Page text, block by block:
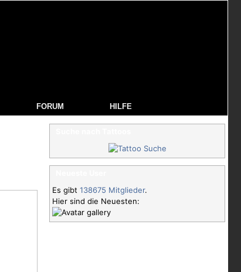
FORUM HILFE
Es gibt 138675 Mitglieder.
Hier sind die Neuesten: